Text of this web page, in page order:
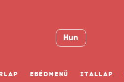
Hun
EBÉDMENÜ ITALLAP